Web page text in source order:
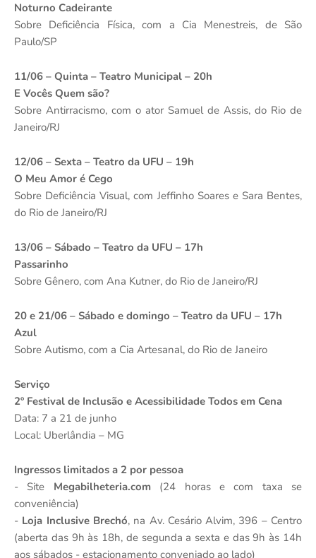
Noturno Cadeirante
Sobre Deficiência Física, com a Cia Menestreis, de São
Paulo/SP
11/06 – Quinta – Teatro Municipal – 20h
E Vocês Quem são?
Sobre Antirracismo, com o ator Samuel de Assis, do Rio de
Janeiro/RJ
12/06 – Sexta – Teatro da UFU – 19h
O Meu Amor é Cego
Sobre Deficiência Visual, com Jeffinho Soares e Sara Bentes,
do Rio de Janeiro/RJ
13/06 – Sábado – Teatro da UFU – 17h
Passarinho
Sobre Gênero, com Ana Kutner, do Rio de Janeiro/RJ
20 e 21/06 – Sábado e domingo – Teatro da UFU – 17h
Azul
Sobre Autismo, com a Cia Artesanal, do Rio de Janeiro
Serviço
2º Festival de Inclusão e Acessibilidade Todos em Cena
Data: 7 a 21 de junho
Local: Uberlândia – MG
Ingressos limitados a 2 por pessoa
- Site Megabilheteria.com(24 horas e com taxa se
conveniência)
- Loja Inclusive Brechó, na Av. Cesário Alvim, 396 – Centro
(aberta das 9h às 18h, de segunda a sexta e das 9h às 14h
aos sábados - estacionamento conveniado ao lado)